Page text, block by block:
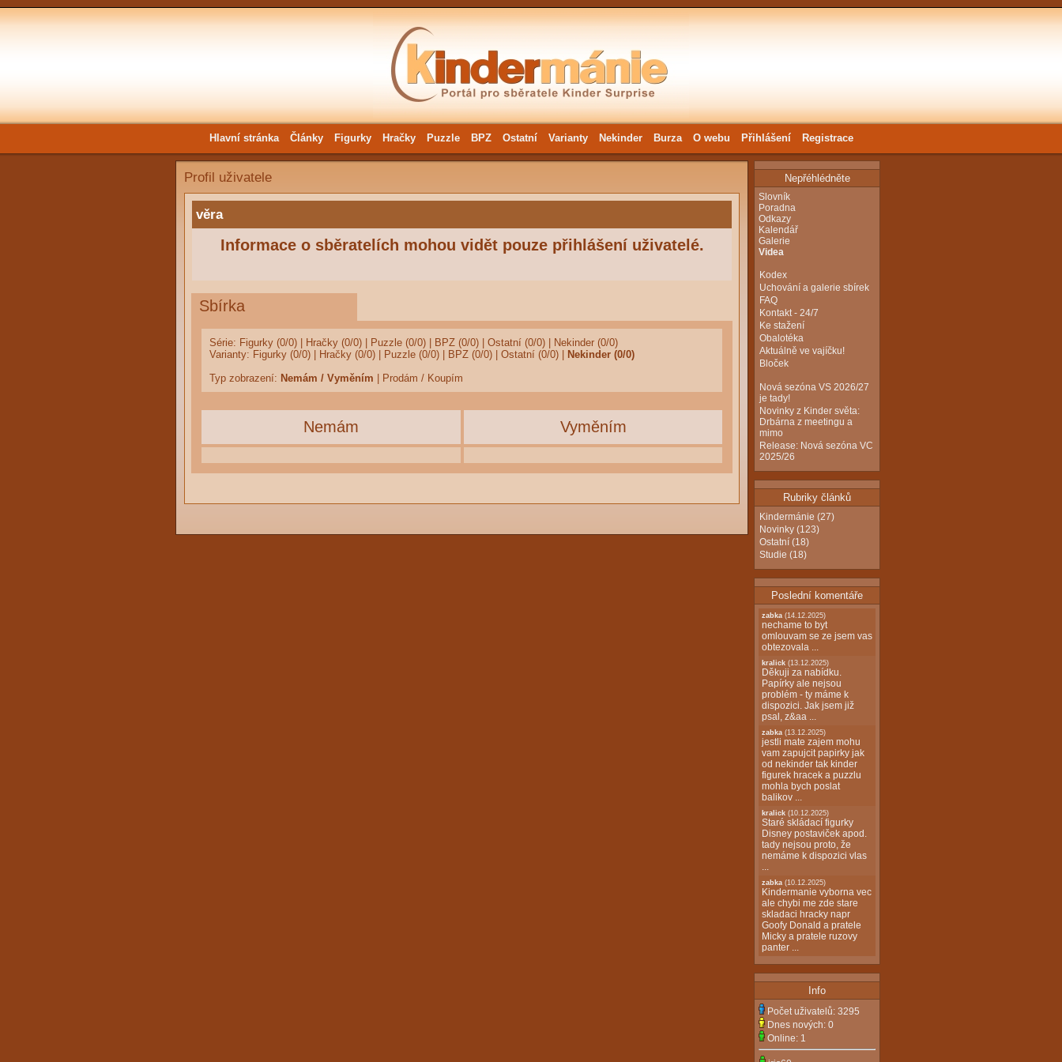
Hlavní stránka Články Figurky Hračky Puzzle BPZ Ostatní Varianty Nekinder Burza O webu Přihlášení Registrace
Profil uživatele
věra
Informace o sběratelích mohou vidět pouze přihlášení uživatelé.
Sbírka
Série: Figurky (0/0) Hračky (0/0) Puzzle (0/0) BPZ (0/0) Ostatní (0/0)
Nekinder (0/0)
Varianty: Figurky (0/0) Hračky (0/0) Puzzle (0/0) BPZ (0/0) Ostatní (0/0)
Nekinder (0/0)
Typ zobrazení: Nemám / Vyměním Prodám / Koupím
Nemám Vyměním
Nepřéhlédněte
Slovník
Poradna
Odkazy
Kalendář
Galerie
Videa
Kodex
Uchování a galerie sbírek
FAQ
Kontakt - 24/7
Ke stažení
Obalotéka
Aktuálně ve vajíčku!
Bloček
Nová sezóna VS 2026/27
je tady!
Novinky z Kinder světa:
Drbárna z meetingu a
mimo
Release: Nová sezóna VC
2025/26
Rubriky článků
Kindermánie (27)
Novinky (123)
Ostatní (18)
Studie (18)
Poslední komentáře
zabka (14.12.2025)
nechame to byt
omlouvam se ze jsem vas
obtezovala ...
kralick (13.12.2025)
Děkuji za nabídku.
Papírky ale nejsou
problém - ty máme k
dispozici. Jak jsem již
psal, z&aa ...
zabka (13.12.2025)
jestli mate zajem mohu
vam zapujcit papirky jak
od nekinder tak kinder
figurek hracek a puzzlu
mohla bych poslat
balikov ...
kralick (10.12.2025)
Staré skládací figurky
Disney postaviček apod.
tady nejsou proto, že
nemáme k dispozici vlas
...
zabka (10.12.2025)
Kindermanie vyborna vec
ale chybi me zde stare
skladaci hracky napr
Goofy Donald a pratele
Micky a pratele ruzovy
panter ...
Info
Počet uživatelů: 3295
Dnes nových: 0
Online: 1